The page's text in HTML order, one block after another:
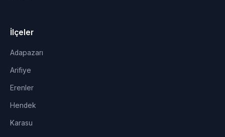
İlçeler
Adapazarı
Arifiye
Erenler
Hendek
Karasu